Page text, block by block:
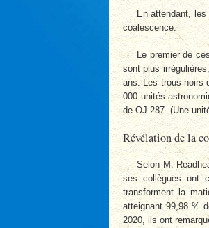
En attendant,
coalescence.
Le premier de
sont plus
ans. Les trous noirs
000 unités
de OJ 287. (Une
Révélation de la
Selon M.
ses collègues ont
transforment la
atteignant 99,98 %
2020, ils ont